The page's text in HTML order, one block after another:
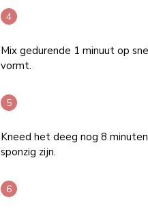
Mix gedurende 1 minuut op
vormt.
Kneed het deeg nog 8
sponzig zijn.